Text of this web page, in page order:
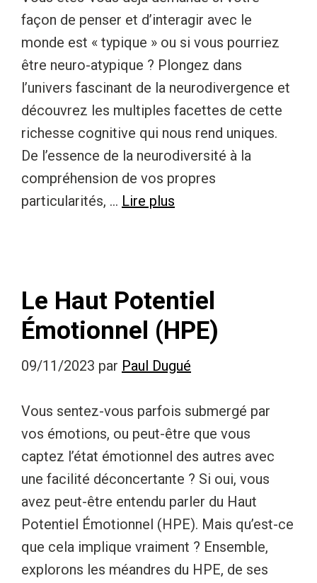
façon de penser et d’interagir avec le
monde est « typique » ou si vous pourriez
être neuro-atypique ? Plongez dans
l’univers fascinant de la neurodivergence et
découvrez les multiples facettes de cette
richesse cognitive qui nous rend uniques.
De l’essence de la neurodiversité à la
compréhension de vos propres
particularités, … Lire plus
Le Haut Potentiel
Émotionnel (HPE)
09/11/2023 par Paul Dugué
Vous sentez-vous parfois submergé par
vos émotions, ou peut-être que vous
captez l’état émotionnel des autres avec
une facilité déconcertante ? Si oui, vous
avez peut-être entendu parler du Haut
Potentiel Émotionnel (HPE). Mais qu’est-ce
que cela implique vraiment ? Ensemble,
explorons les méandres du HPE, de ses